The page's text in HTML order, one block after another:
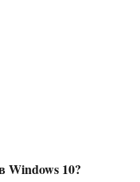
Windows 10?